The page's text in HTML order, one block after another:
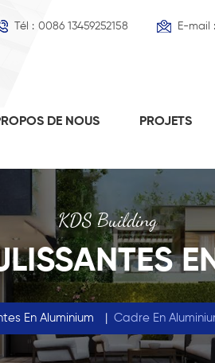
Tél : 0086 13459252158 E-mail :
DE NOUS PROJETS
KDS Building
En Aluminium | Cadre En